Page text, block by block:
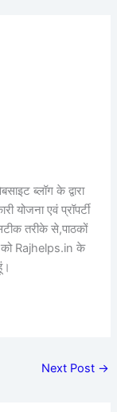
ब्लॉग के द्वारा
योजना एवं प्रॉपर्टी
तरीके से,पाठकों
को Rajhelps.in के
Next Post →